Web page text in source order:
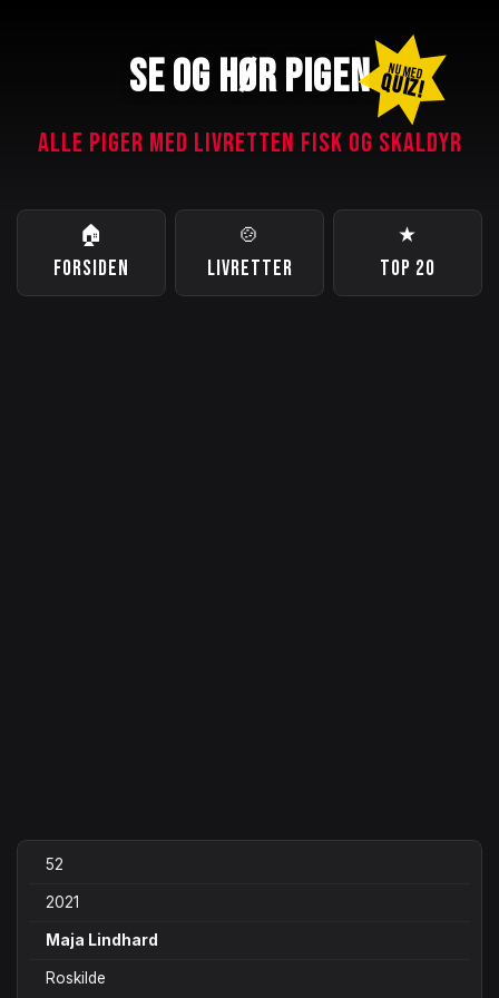
SE OG HØR PIGEN NU MED
QUIZ!
ALLE PIGER MED LIVRETTEN FISK OG SKALDYR
🏠
FORSIDEN
🍲
LIVRETTER
★
TOP 20
52
2021
Maja Lindhard
Roskilde